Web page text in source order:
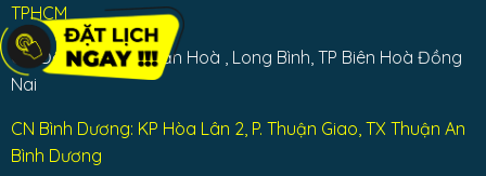
TPHCM
CN Đồng Nai: Bùi Văn Hoà , Long Bình, TP Biên Hoà Đồng
Nai
CN Bình Dương: KP Hòa Lân 2, P. Thuận Giao, TX Thuận An
Bình Dương